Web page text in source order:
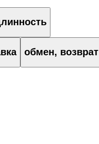
обмен, возврат